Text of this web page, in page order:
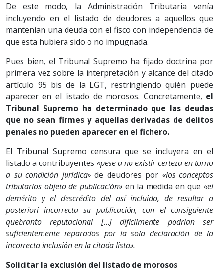
De este modo, la Administración Tributaria venía
incluyendo en el listado de deudores a aquellos que
mantenían una deuda con el fisco con independencia de
que esta hubiera sido o no impugnada.
Pues bien, el Tribunal Supremo ha fijado doctrina por
primera vez sobre la interpretación y alcance del citado
artículo 95 bis de la LGT, restringiendo quién puede
aparecer en el listado de morosos. Concretamente, el
Tribunal Supremo ha determinado que las deudas
que no sean firmes y aquellas derivadas de delitos
penales no pueden aparecer en el fichero.
El Tribunal Supremo censura que se incluyera en el
listado a contribuyentes «pese a no existir certeza en torno
a su condición jurídica»de deudores por «los conceptos
tributarios objeto de publicación» en la medida en que«el
demérito y el descrédito del así incluido, de resultar a
posteriori incorrecta su publicación, con el consiguiente
quebranto reputacional […] difícilmente podrían ser
suficientemente reparados por la sola declaración de la
incorrecta inclusión en la citada lista».
Solicitar la exclusión del listado de morosos